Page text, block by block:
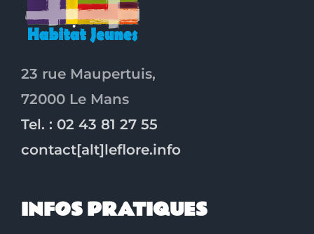
23 rue Maupertuis,
72000 Le Mans
Tel. : 02 43 81 27 55
contact[alt]leflore.info
INFOS PRATIQUES